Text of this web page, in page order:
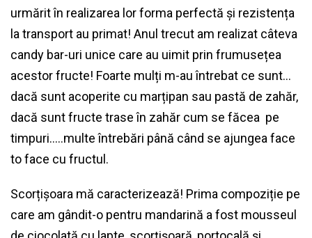
urmărit în realizarea lor forma perfectă și rezistența
la transport au primat! Anul trecut am realizat câteva
candy bar-uri unice care au uimit prin frumusețea
acestor fructe! Foarte mulți m-au întrebat ce sunt…
dacă sunt acoperite cu marțipan sau pastă de zahăr,
dacă sunt fructe trase în zahăr cum se făcea pe
timpuri…..multe întrebări până când se ajungea face
to face cu fructul.
Scorțișoara mă caracterizează! Prima compoziție pe
care am gândit-o pentru mandarină a fost mousseul